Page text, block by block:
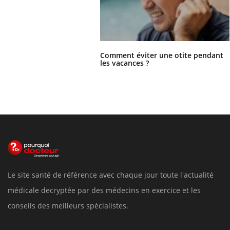
Comment éviter une otite pendant
les vacances ?
Le site santé de référence avec chaque jour toute l'actualité
médicale decryptée par des médecins en exercice et les
conseils des meilleurs spécialistes.